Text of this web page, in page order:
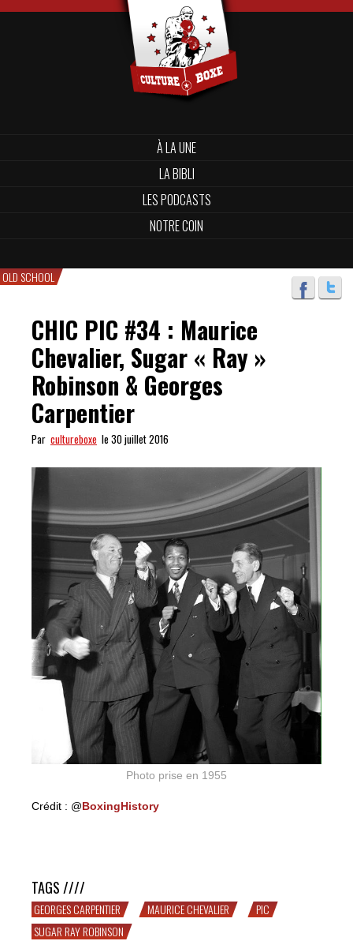
À LA UNE
LA BIBLI
LES PODCASTS
NOTRE COIN
OLD SCHOOL
CHIC PIC #34 : Maurice
Chevalier, Sugar « Ray »
Robinson & Georges
Carpentier
Par cultureboxe le 30 juillet 2016
Photo prise en 1955
Crédit : @BoxingHistory
TAGS ////
GEORGES CARPENTIER MAURICE CHEVALIER
PIC
SUGAR RAY ROBINSON